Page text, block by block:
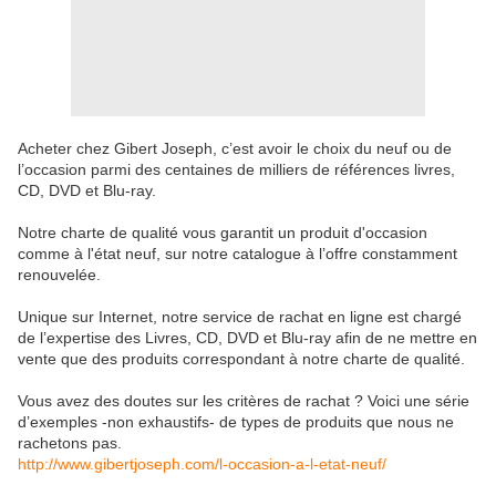
Acheter chez Gibert Joseph, c’est avoir le choix du neuf ou de
l’occasion parmi des centaines de milliers de références livres,
CD, DVD et Blu-ray.
Notre charte de qualité vous garantit un produit d'occasion
comme à l'état neuf, sur notre catalogue à l’offre constamment
renouvelée.
Unique sur Internet, notre service de rachat en ligne est chargé
de l’expertise des Livres, CD, DVD et Blu-ray afin de ne mettre en
vente que des produits correspondant à notre charte de qualité.
Vous avez des doutes sur les critères de rachat ? Voici une série
d’exemples -non exhaustifs- de types de produits que nous ne
rachetons pas.
http://www.gibertjoseph.com/l-occasion-a-l-etat-neuf/